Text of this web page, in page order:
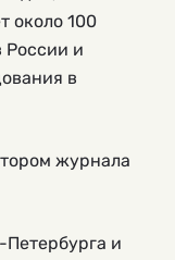
около 100
России и
в
журнала
и